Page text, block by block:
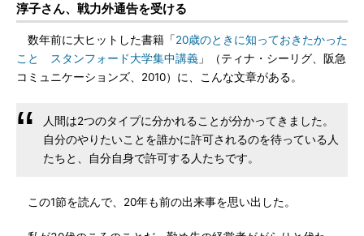
淳子さん、戦力外通告を受ける
数年前に大ヒットした書籍「20歳のときに知っておきたかった
こと スタンフォード大学集中講義 」（ティナ・シーリグ、阪急
コミュニケーションズ、2010）に、こんな文章がある。
人間は2つのタイプに分かれることが分かってきました。
自分のやりたいことを誰かに許可されるのを待っている人
たちと、自分自身で許可する人たちです。
この1節を読んで、20年も前の出来事を思い出した。